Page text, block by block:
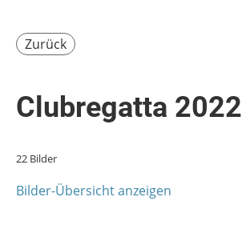
Zurück
Clubregatta 2022
22 Bilder
Bilder-Übersicht anzeigen